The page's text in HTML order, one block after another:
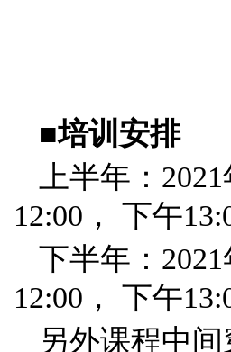
■培训安排
上半年：
12:00， 下午
下半年：
12:00， 下午
另外课程中